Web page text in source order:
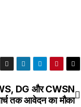
DG और CWSN
तक आवेदन का मौका